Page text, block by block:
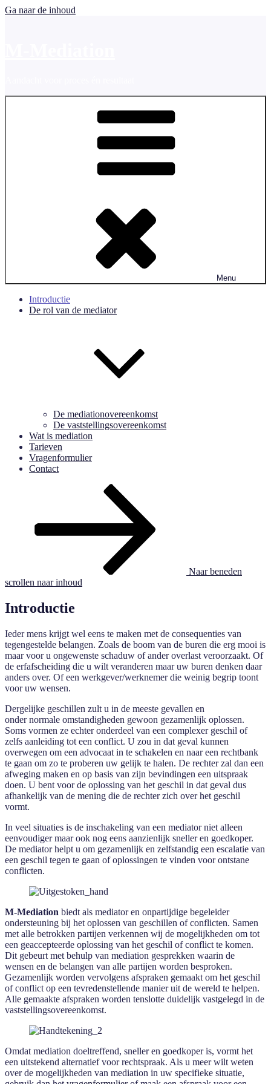
Ga naar de inhoud
Menu
Introductie
De rol van de mediator
De mediationovereenkomst
De vaststellingsovereenkomst
Wat is mediation
Tarieven
Vragenformulier
Contact
Naar beneden
scrollen naar inhoud
Introductie
Ieder mens krijgt wel eens te maken met de consequenties van
tegengestelde belangen. Zoals de boom van de buren die erg mooi is
maar voor u ongewenste schaduw of ander overlast veroorzaakt. Of
de erfafscheiding die u wilt veranderen maar uw buren denken daar
anders over. Of een werkgever/werknemer die weinig begrip toont
voor uw wensen.
Dergelijke geschillen zult u in de meeste gevallen en
onder normale omstandigheden gewoon gezamenlijk oplossen.
Soms vormen ze echter onderdeel van een complexer geschil of
zelfs aanleiding tot een conflict. U zou in dat geval kunnen
overwegen om een advocaat in te schakelen en naar een rechtbank
te gaan om zo te proberen uw gelijk te halen. De rechter zal dan een
afweging maken en op basis van zijn bevindingen een uitspraak
doen. U bent voor de oplossing van het geschil in dat geval dus
afhankelijk van de mening die de rechter zich over het geschil
vormt.
In veel situaties is de inschakeling van een mediator niet alleen
eenvoudiger maar ook nog eens aanzienlijk sneller en goedkoper.
De mediator helpt u om gezamenlijk en zelfstandig een escalatie van
een geschil tegen te gaan of oplossingen te vinden voor ontstane
conflicten.
M-Mediation biedt als mediator en onpartijdige begeleider
ondersteuning bij het oplossen van geschillen of conflicten. Samen
met alle betrokken partijen verkennen wij de mogelijkheden om tot
een geaccepteerde oplossing van het geschil of conflict te komen.
Dit gebeurt met behulp van mediation gesprekken waarin de
wensen en de belangen van alle partijen worden besproken.
Gezamenlijk worden vervolgens afspraken gemaakt om het geschil
of conflict op een tevredenstellende manier uit de wereld te helpen.
Alle gemaakte afspraken worden tenslotte duidelijk vastgelegd in de
vaststellingsovereenkomst.
Omdat mediation doeltreffend, sneller en goedkoper is, vormt het
een uitstekend alternatief voor rechtspraak. Als u meer wilt weten
over de mogelijkheden van mediation in uw specifieke situatie,